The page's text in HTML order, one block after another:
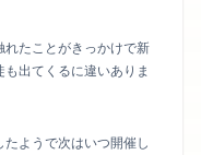
たことがきっかけで新
出てくるに違いありま
ようで次はいつ開催し